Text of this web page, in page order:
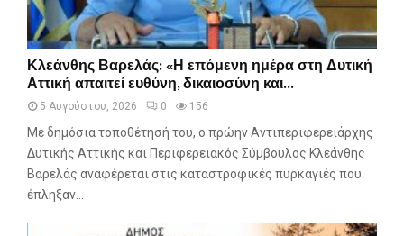
υ
ς
ά
ρ
ε
σ
ε
ο
α
κ
Κ
λ
ά
ν
θ
η
ς
α
Κλεάνθης Βαρελάς: «Η επόμενη ημέρα στη Δυτική
Αττική απαιτεί ευθύνη, δικαιοσύνη και...
5 Αυγούστου, 2026 0 156
Με δημόσια τοποθέτησή του, ο πρώην Αντιπεριφερειάρχης
Δυτικής Αττικής και Περιφερειακός Σύμβουλος Κλεάνθης
Βαρελάς αναφέρεται στις καταστροφικές πυρκαγιές που
έπληξαν...